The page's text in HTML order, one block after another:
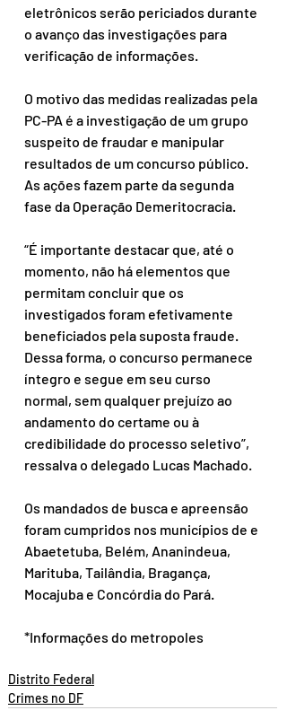
eletrônicos serão periciados durante
o avanço das investigações para
verificação de informações.
O motivo das medidas realizadas pela
PC-PA é a investigação de um grupo
suspeito de fraudar e manipular
resultados de um concurso público.
As ações fazem parte da segunda
fase da Operação Demeritocracia.
“É importante destacar que, até o
momento, não há elementos que
permitam concluir que os
investigados foram efetivamente
beneficiados pela suposta fraude.
Dessa forma, o concurso permanece
íntegro e segue em seu curso
normal, sem qualquer prejuízo ao
andamento do certame ou à
credibilidade do processo seletivo”,
ressalva o delegado Lucas Machado.
Os mandados de busca e apreensão
foram cumpridos nos municípios de e
Abaetetuba, Belém, Ananindeua,
Marituba, Tailândia, Bragança,
Mocajuba e Concórdia do Pará.
*Informações do metropoles
Distrito Federal
Crimes no DF